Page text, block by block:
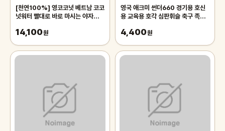
[천연100%] 영코코넛 베트남 코코
넛워터 빨대로 바로 마시는 야자열매
(2과입)
14,100원
영국 애크미 썬더660 경기용 호신
용 교육용 호각 심판휘슬 축구 족구
4,400원